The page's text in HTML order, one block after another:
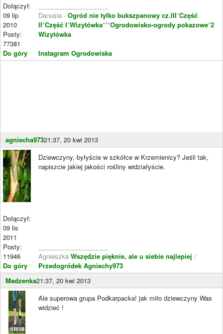
Dołączył:
09 lip
2010
Posty:
77381
Do góry
Danusia - Ogród nie tylko bukszpanowy cz.III*Część
II*Część I*Wizytówka***Ogrodowisko-ogrody pokazowe*2
Wizytówka
Instagram Ogrodowiska
agniecha97321:37, 20 kwi 2013
Dołączył:
09 lis
2011
Posty:
11946
Do góry
Dziewczyny, byłyście w szkółce w Krzemienicy? Jeśli tak,
napiszcie jakiej jakości rośliny widziałyście.
Agnieszka Wszędzie pięknie, ale u siebie najlepiej /
Przedogródek Agniechy973
Madzenka21:37, 20 kwi 2013
Ale superowa grupa Podkarpacka! jak miło dziewczyny Was
widzieć !